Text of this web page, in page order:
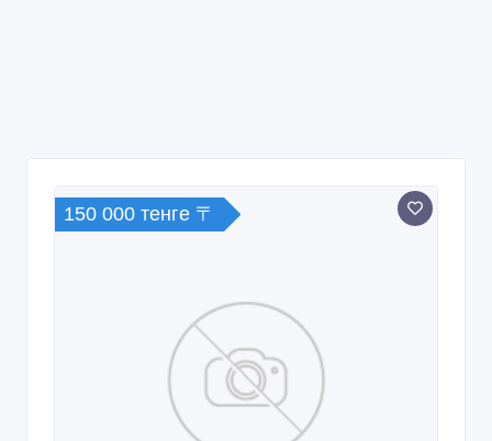
150 000 тенге 〒